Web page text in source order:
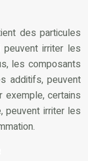
des particules
irriter les
les composants
additifs, peuvent
exemple, certains
peuvent irriter les